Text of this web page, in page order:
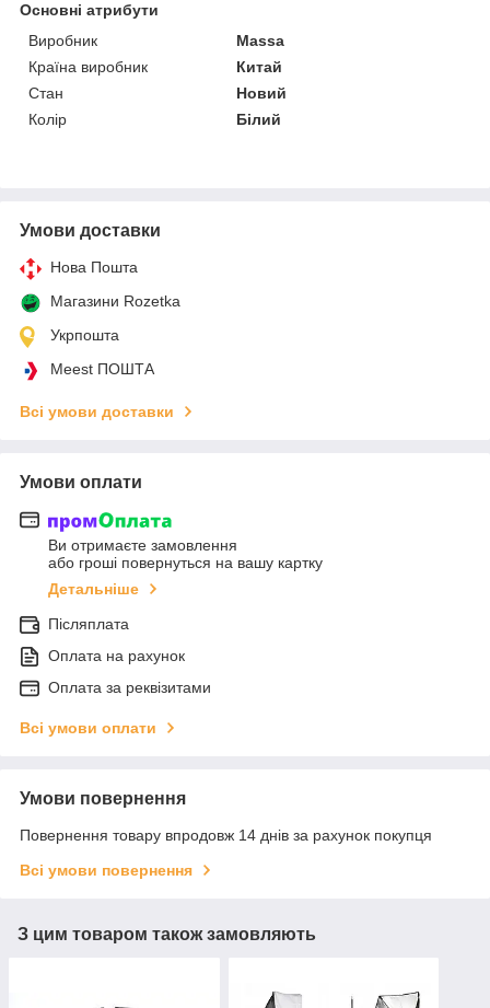
Основні атрибути
Виробник
Massa
Країна виробник
Китай
Стан
Новий
Колір
Білий
Умови доставки
Нова Пошта
Магазини Rozetka
Укрпошта
Meest ПОШТА
Всі умови доставки
Умови оплати
Ви отримаєте замовлення
або гроші повернуться на вашу картку
Детальніше
Післяплата
Оплата на рахунок
Оплата за реквізитами
Всі умови оплати
Умови повернення
Повернення товару впродовж 14 днів за рахунок покупця
Всі умови повернення
З цим товаром також замовляють